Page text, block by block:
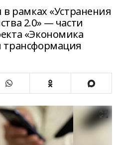
в рамках «Устранения
2.0» — части
«Экономика